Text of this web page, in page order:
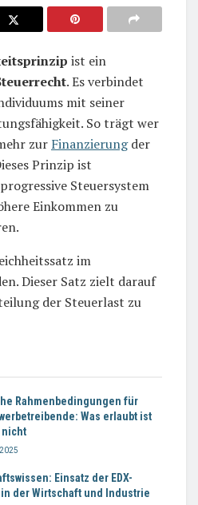
ist ein
. Es verbindet
mit seiner
So trägt wer
zur Finanzierungder
Prinzip ist
Steuersystem
Einkommen zu
im
Dieser Satz zielt darauf
der Steuerlast zu
Rahmenbedingungen für
Was erlaubt ist
nicht
Einsatz der EDX-
der Wirtschaft und Industrie